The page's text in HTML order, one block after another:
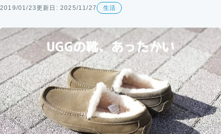
2019/01/23更新日: 2025/11/27 生活